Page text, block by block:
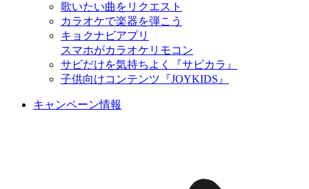
歌いたい曲をリクエスト
カラオケで楽器を弾こう
キョクナビアプリ
スマホがカラオケリモコン
サビだけを気持ちよく『サビカラ』
子供向けコンテンツ『JOYKIDS』
キャンペーン情報